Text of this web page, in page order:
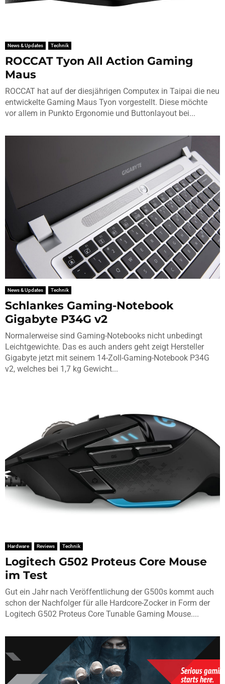
News & Updates Technik
ROCCAT Tyon All Action Gaming
Maus
ROCCAT hat auf der diesjährigen Computex in Taipai die neu
entwickelte Gaming Maus Tyon vorgestellt. Diese möchte
vor allem in Punkto Ergonomie und Buttonlayout bei...
News & Updates Technik
Schlankes Gaming-Notebook
Gigabyte P34G v2
Normalerweise sind Gaming-Notebooks nicht unbedingt
Leichtgewichte. Das es auch anders geht zeigt Hersteller
Gigabyte jetzt mit seinem 14-Zoll-Gaming-Notebook P34G
v2, welches bei 1,7 kg Gewicht...
Hardware Reviews Technik
Logitech G502 Proteus Core Mouse
im Test
Gut ein Jahr nach Veröffentlichung der G500s kommt auch
schon der Nachfolger für alle Hardcore-Zocker in Form der
Logitech G502 Proteus Core Tunable Gaming Mouse....